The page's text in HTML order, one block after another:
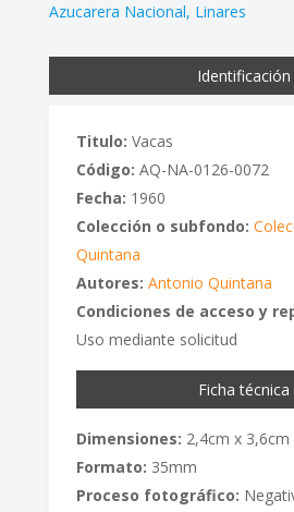
Azucarera Nacional Linares
Identificación
Titulo: Vacas
Código: AQ-NA-0126-0072
Fecha: 1960
Colección o subfondo:
Quintana
Autores: Antonio Quintana
Condiciones de acceso y
Uso mediante solicitud
Ficha técnica
Dimensiones: 2,4cm x 3,6cm
Formato: 35mm
Proceso fotográfico: